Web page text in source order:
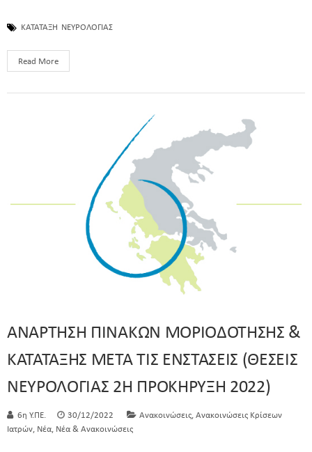
ΚΑΤΑΤΑΞΗ ΝΕΥΡΟΛΟΓΙΑΣ
Read More
ΑΝΑΡΤΗΣΗ ΠΙΝΑΚΩΝ ΜΟΡΙΟΔΟΤΗΣΗΣ &
ΚΑΤΑΤΑΞΗΣ ΜΕΤΑ ΤΙΣ ΕΝΣΤΑΣΕΙΣ (ΘΕΣΕΙΣ
ΝΕΥΡΟΛΟΓΙΑΣ 2Η ΠΡΟΚΗΡΥΞΗ 2022)
6η Υ.ΠΕ. 30/12/2022 Ανακοινώσεις Ανακοινώσεις Κρίσεων
Ιατρών Νέα Νέα & Ανακοινώσεις